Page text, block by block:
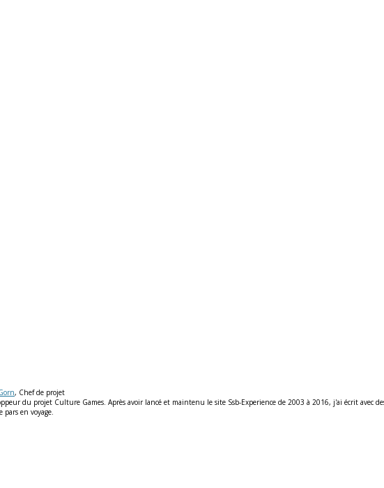
, Chef de projet
du projet Culture Games. Après avoir lancé et maintenu le site Ssb-Experience de 2003 à 2016, j'ai écrit avec
en voyage.